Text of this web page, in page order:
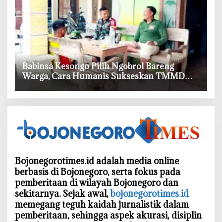
‎Babinsa Kesongo Pilih Ngobrol Bareng
Warga, Cara Humanis Sukseskan TMMD
Bojonegorotimes.id adalah media online
berbasis di Bojonegoro, serta fokus pada
pemberitaan di wilayah Bojonegoro dan
sekitarnya. Sejak awal,bojonegorotimes.id
memegang teguh kaidah jurnalistik dalam
pemberitaan, sehingga aspek akurasi, disiplin